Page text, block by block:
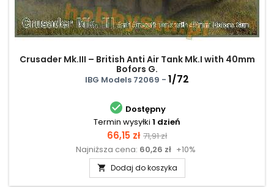
Crusader Mk.III – British Anti Air Tank Mk.I with 40mm
Bofors G.
IBG Models 72069 - 1/72
 Dostępny
Termin wysyłki 1 dzień
Cena
66,15 zł Cena
podstawowa
71,91 zł
Najniższa cena: 60,26 zł +10%
 Dodaj do koszyka